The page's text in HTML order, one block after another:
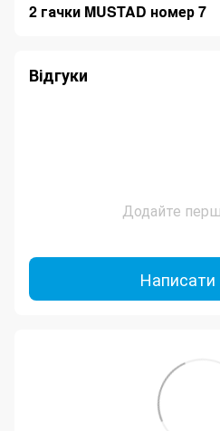
2 гачки MUSTAD номер 7
Відгуки
Додайте
Написати